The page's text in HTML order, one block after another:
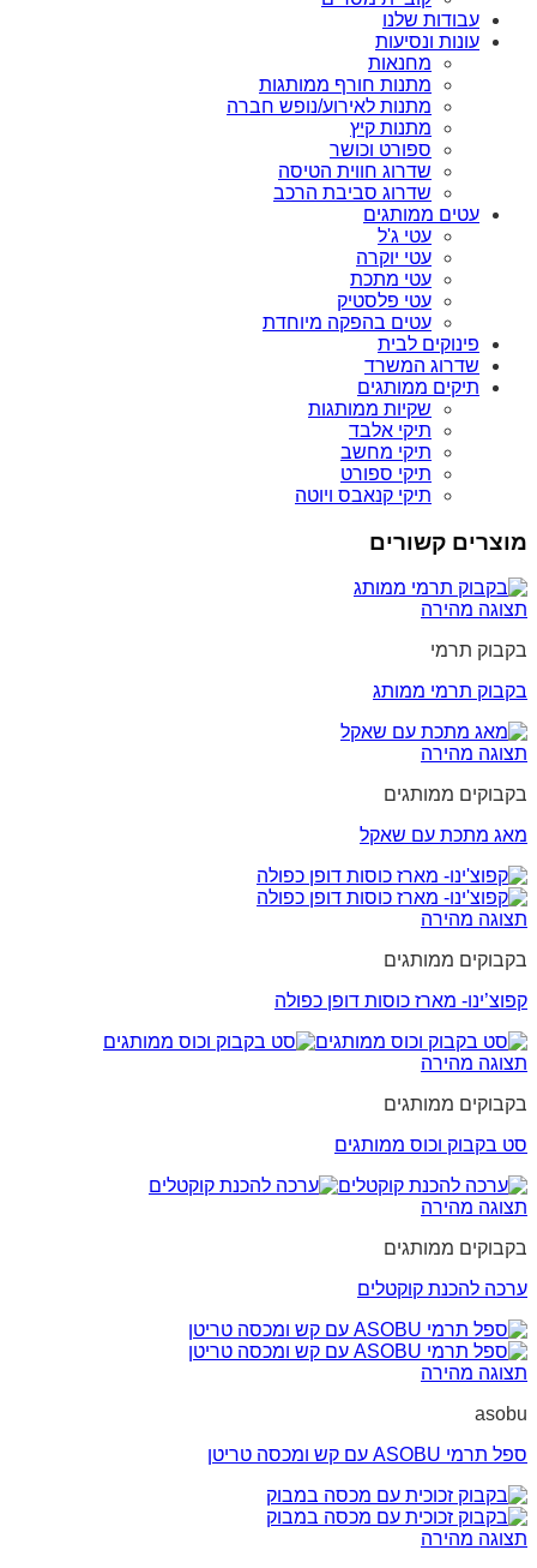
עבודות שלנו
עונות ונסיעות
מחנאות
מתנות חורף ממותגות
מתנות לאירוע/נופש חברה
מתנות קיץ
ספורט וכושר
שדרוג חווית הטיסה
שדרוג סביבת הרכב
עטים ממותגים
עטי ג'ל
עטי יוקרה
עטי מתכת
עטי פלסטיק
עטים בהפקה מיוחדת
פינוקים לבית
שדרוג המשרד
תיקים ממותגים
שקיות ממותגות
תיקי אלבד
תיקי מחשב
תיקי ספורט
תיקי קנאבס ויוטה
מוצרים קשורים
תצוגה מהירה
בקבוק תרמי
בקבוק תרמי ממותג
תצוגה מהירה
בקבוקים ממותגים
מאג מתכת עם שאקל
תצוגה מהירה
בקבוקים ממותגים
קפוצ’ינו- מארז כוסות דופן כפולה
תצוגה מהירה
בקבוקים ממותגים
סט בקבוק וכוס ממותגים
תצוגה מהירה
בקבוקים ממותגים
ערכה להכנת קוקטלים
תצוגה מהירה
asobu
ספל תרמי ASOBU עם קש ומכסה טריטן
תצוגה מהירה